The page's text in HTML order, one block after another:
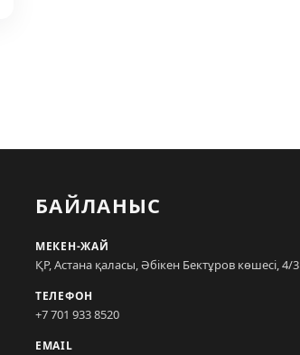
БАЙЛАНЫС
МЕКЕН-ЖАЙ
ҚР, Астана қаласы, Әбікен Бектұров көшесі, 4/3
ТЕЛЕФОН
+7 701 933 8520
EMAIL